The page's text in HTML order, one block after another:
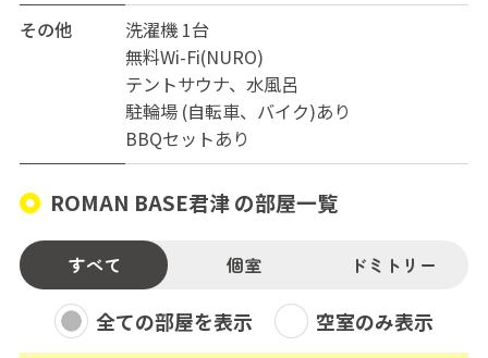
その他
洗濯機 1台
無料Wi-Fi(NURO)
テントサウナ、水風呂
駐輪場 (自転車、バイク)あり
BBQセットあり
ROMAN BASE君津 の部屋一覧
すべて 個室 ドミトリー
全ての部屋を表示 空室のみ表示